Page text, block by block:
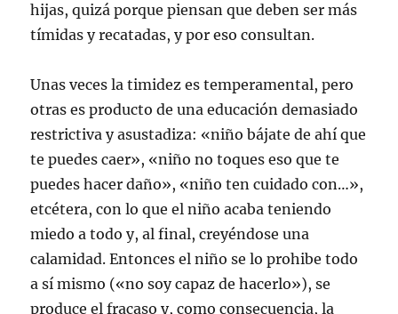
hijas, quizá porque piensan que deben ser más
tímidas y recatadas, y por eso consultan.
Unas veces la timidez es temperamental, pero
otras es producto de una educación demasiado
restrictiva y asustadiza: «niño bájate de ahí que
te puedes caer», «niño no toques eso que te
puedes hacer daño», «niño ten cuidado con…»,
etcétera, con lo que el niño acaba teniendo
miedo a todo y, al final, creyéndose una
calamidad. Entonces el niño se lo prohibe todo
a sí mismo («no soy capaz de hacerlo»), se
produce el fracaso y, como consecuencia, la